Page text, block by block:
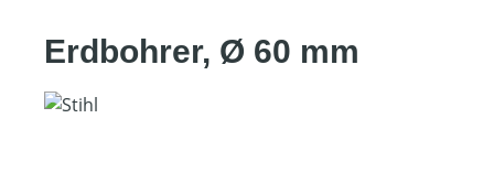
Erdbohrer, Ø 60 mm